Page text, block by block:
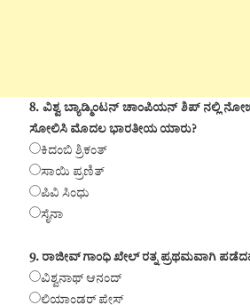
8. ವಿಶ್ವ ಬ್ಯಾಡ್ಮಿಂಟನ್ ಚಾಂಪಿಯನ್ ಶಿಪ್ ನಲ್ಲಿ
ಸೋಲಿಸಿ ಮೊದಲ ಭಾರತೀಯ ಯಾರು?
ಕಿದಂಬಿ ಶ್ರಿಕಂತ್
ಸಾಯಿ ಪ್ರಣಿತ್
ಪಿವಿ ಸಿಂಧು
ಸೈನಾ
9. ರಾಜೀವ್ ಗಾಂಧಿ ಖೇಲ್ ರತ್ನ ಪ್ರಥಮವಾಗಿ
ವಿಶ್ವನಾಥ್ ಆನಂದ್
ಲಿಯಾಂಡರ್ ಪೇಸ್